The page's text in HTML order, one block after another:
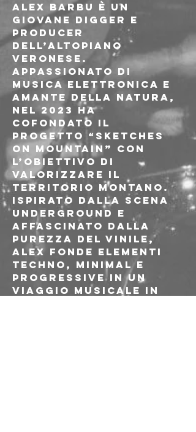
Alex Barbu è un
giovane digger e
producer
dell’altopiano
veronese.
Appassionato di
musica elettronica e
amante della natura,
nel 2023 ha
cofondato il
progetto “Sketches
on Mountain” con
l’obiettivo di
valorizzare il
territorio montano.
Ispirato dalla scena
underground e
affascinato dalla
purezza del vinile,
Alex fonde elementi
Techno, Minimal e
Progressive in un
viaggio musicale in